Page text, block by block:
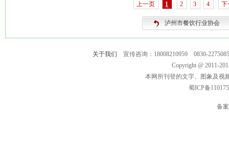
上一页 1 2 3 4 下
泸州市餐饮行业协会
关于我们
宣传咨询：18008210959 0830-
Copyright @ 2011-
本网所刊登的文字、图象及视
蜀ICP备
备